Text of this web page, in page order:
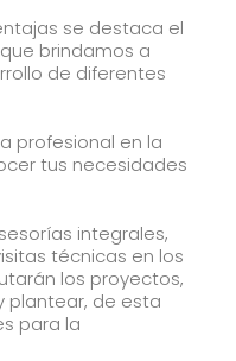
se destaca el
brindamos a
de diferentes
profesional en la
tus necesidades
integrales,
técnicas en los
los proyectos,
plantear, de esta
para la